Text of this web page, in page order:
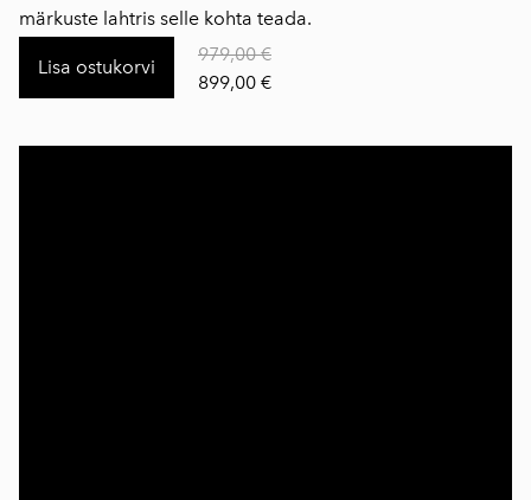
märkuste lahtris selle kohta teada.
Lisa ostukorvi
979,00 €
899,00 €